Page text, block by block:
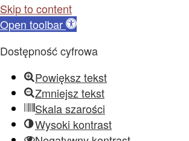
Skip to content
Open toolbar
Dostępność cyfrowa
Powiększ tekst
Zmniejsz tekst
Skala szarości
Wysoki kontrast